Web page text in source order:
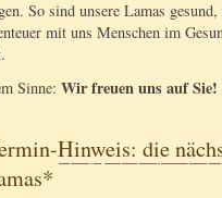
So sind unsere Lamas
mit uns Menschen im
Sinne: Wir freuen uns auf Sie!
Hinweis: die